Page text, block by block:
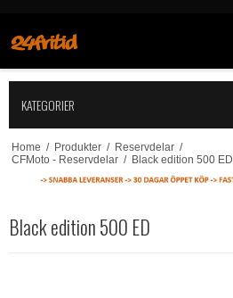
KATEGORIER
Home / Produkter / Reservdelar /
CFMoto - Reservdelar / Black edition 500 ED
Black edition 500 ED